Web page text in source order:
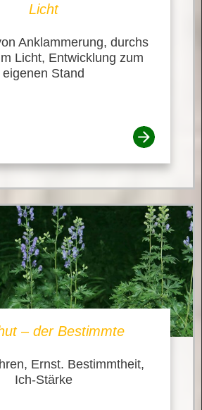
Licht
Anklammerung, durchs
Licht, Entwicklung zum
eigenen Stand
– der Bestimmte
Ernst. Bestimmtheit,
Ich-Stärke